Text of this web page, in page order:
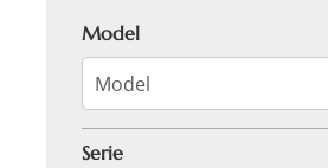
Model
Serie